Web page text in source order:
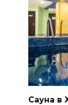
Сауна в